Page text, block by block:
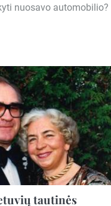
nuosavo automobilio?
tautinės